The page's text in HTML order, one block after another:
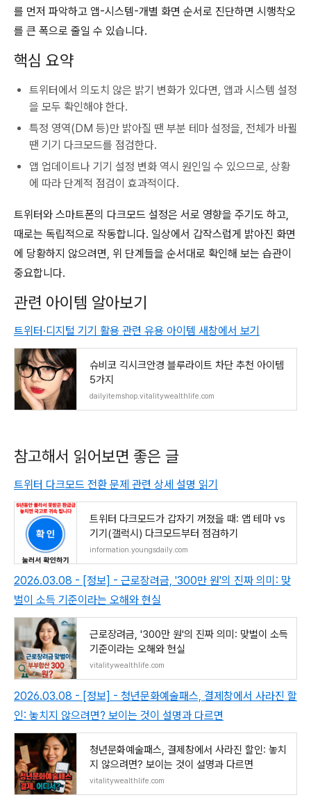
를 먼저 파악하고 앱-시스템-개별 화면 순서로 진단하면 시행착오
를 큰 폭으로 줄일 수 있습니다.
핵심 요약
트위터에서 의도치 않은 밝기 변화가 있다면, 앱과 시스템 설정
을 모두 확인해야 한다.
특정 영역(DM 등)만 밝아질 땐 부분 테마 설정을, 전체가 바뀔
땐 기기 다크모드를 점검한다.
앱 업데이트나 기기 설정 변화 역시 원인일 수 있으므로, 상황
에 따라 단계적 점검이 효과적이다.
트위터와 스마트폰의 다크모드 설정은 서로 영향을 주기도 하고,
때로는 독립적으로 작동합니다. 일상에서 갑작스럽게 밝아진 화면
에 당황하지 않으려면, 위 단계들을 순서대로 확인해 보는 습관이
중요합니다.
관련 아이템 알아보기
트위터·디지털 기기 활용 관련 유용 아이템 새창에서 보기
슈비코 긱시크안경 블루라이트 차단 추천 아이템
5가지
dailyitemshop.vitalitywealthlife.com
참고해서 읽어보면 좋은 글
트위터 다크모드 전환 문제 관련 상세 설명 읽기
트위터 다크모드가 갑자기 꺼졌을 때: 앱 테마 vs
기기(갤럭시) 다크모드부터 점검하기
information.youngsdaily.com
2026.03.08 - [정보] - 근로장려금, '300만 원'의 진짜 의미: 맞
벌이 소득 기준이라는 오해와 현실
근로장려금, '300만 원'의 진짜 의미: 맞벌이 소득
기준이라는 오해와 현실
vitalitywealthlife.com
2026.03.08 - [정보] - 청년문화예술패스, 결제창에서 사라진 할
인: 놓치지 않으려면? 보이는 것이 설명과 다르면
청년문화예술패스, 결제창에서 사라진 할인: 놓치
지 않으려면? 보이는 것이 설명과 다르면
vitalitywealthlife.com